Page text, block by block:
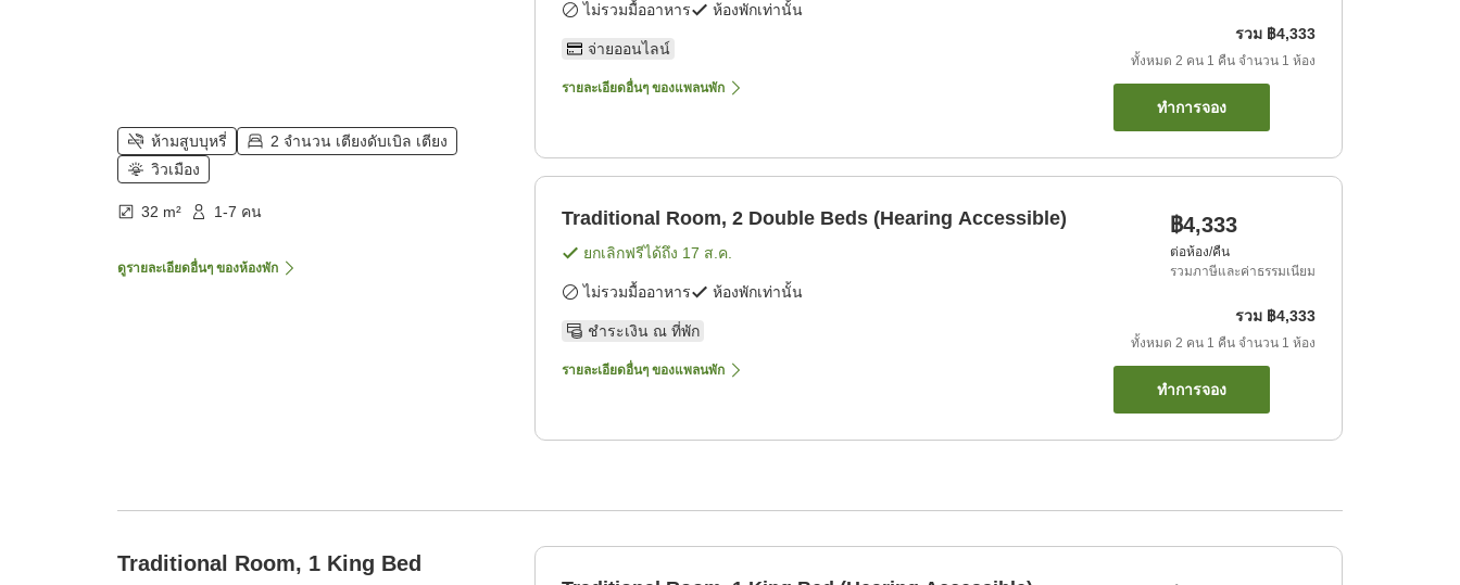
ห้ามสูบบุหรี่
2 จำนวน เตียงดับเบิล เตียง
วิวเมือง
32 m² 1-7 คน
ดูรายละเอียดอื่นๆ ของห้องพัก
ไม่รวมมื้ออาหาร ห้องพักเท่านั้น
จ่ายออนไลน์
รายละเอียดอื่นๆ ของแพลนพัก
รวม ฿4,333
ทั้งหมด 2 คน 1 คืน จำนวน 1 ห้อง
ทำการจอง
Traditional Room, 2 Double Beds (Hearing Accessible)
ยกเลิกฟรีได้ถึง 17 ส.ค.
ไม่รวมมื้ออาหาร ห้องพักเท่านั้น
ชำระเงิน ณ ที่พัก
รายละเอียดอื่นๆ ของแพลนพัก
฿4,333
ต่อห้อง/คืน
รวมภาษีและค่าธรรมเนียม
รวม ฿4,333
ทั้งหมด 2 คน 1 คืน จำนวน 1 ห้อง
ทำการจอง
Traditional Room, 1 King Bed